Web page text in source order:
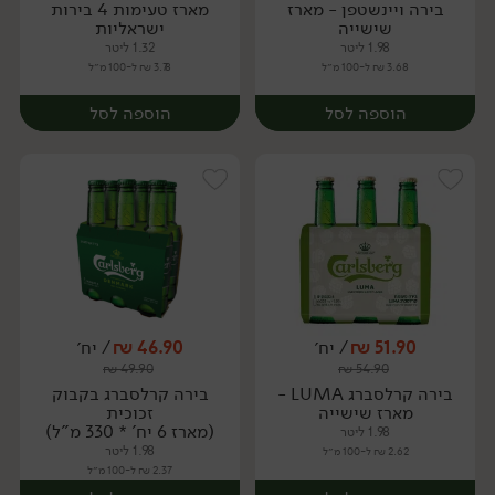
בירה ויינשטפן - מארז
שישייה
1.98 ליטר
3.68 ₪ ל-100 מ״ל
הוספה לסל
יח׳
מארז טעימות 4 בירות
ישראליות
1.32 ליטר
3.78 ₪ ל-100 מ״ל
הוספה לסל
יח׳
51.90
₪/ יח׳
54.90
₪
בירה קרלסברג LUMA -
מארז שישייה
1.98 ליטר
2.62 ₪ ל-100 מ״ל
46.90
₪/ יח׳
49.90
₪
בירה קרלסברג בקבוק
זכוכית
(מארז 6 יח' * 330 מ"ל)
1.98 ליטר
2.37 ₪ ל-100 מ״ל